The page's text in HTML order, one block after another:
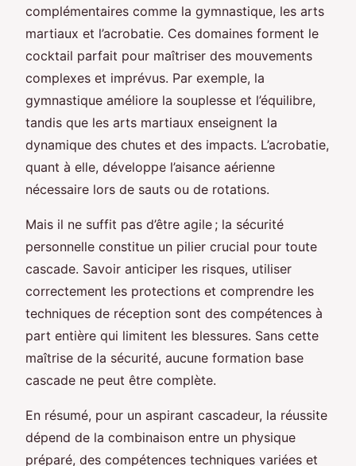
complémentaires comme la gymnastique, les arts
martiaux et l’acrobatie. Ces domaines forment le
cocktail parfait pour maîtriser des mouvements
complexes et imprévus. Par exemple, la
gymnastique améliore la souplesse et l’équilibre,
tandis que les arts martiaux enseignent la
dynamique des chutes et des impacts. L’acrobatie,
quant à elle, développe l’aisance aérienne
nécessaire lors de sauts ou de rotations.
Mais il ne suffit pas d’être agile ; la sécurité
personnelle constitue un pilier crucial pour toute
cascade. Savoir anticiper les risques, utiliser
correctement les protections et comprendre les
techniques de réception sont des compétences à
part entière qui limitent les blessures. Sans cette
maîtrise de la sécurité, aucune formation base
cascade ne peut être complète.
En résumé, pour un aspirant cascadeur, la réussite
dépend de la combinaison entre un physique
préparé, des compétences techniques variées et